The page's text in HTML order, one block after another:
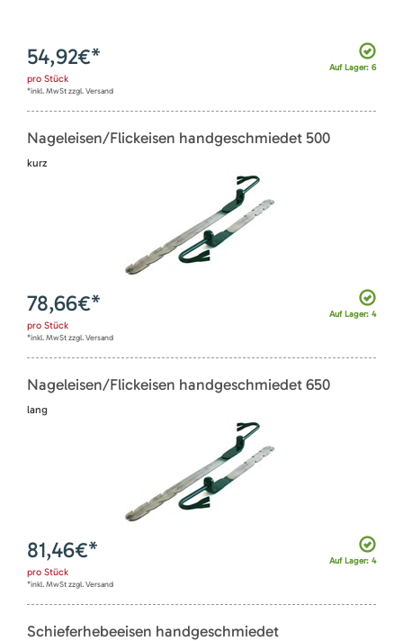
Auf Lager: 6
54,92€*
pro Stück
*inkl. MwSt zzgl. Versand
Nageleisen/Flickeisen handgeschmiedet 500
kurz
Auf Lager: 4
78,66€*
pro Stück
*inkl. MwSt zzgl. Versand
Nageleisen/Flickeisen handgeschmiedet 650
lang
Auf Lager: 4
81,46€*
pro Stück
*inkl. MwSt zzgl. Versand
Schieferhebeeisen handgeschmiedet